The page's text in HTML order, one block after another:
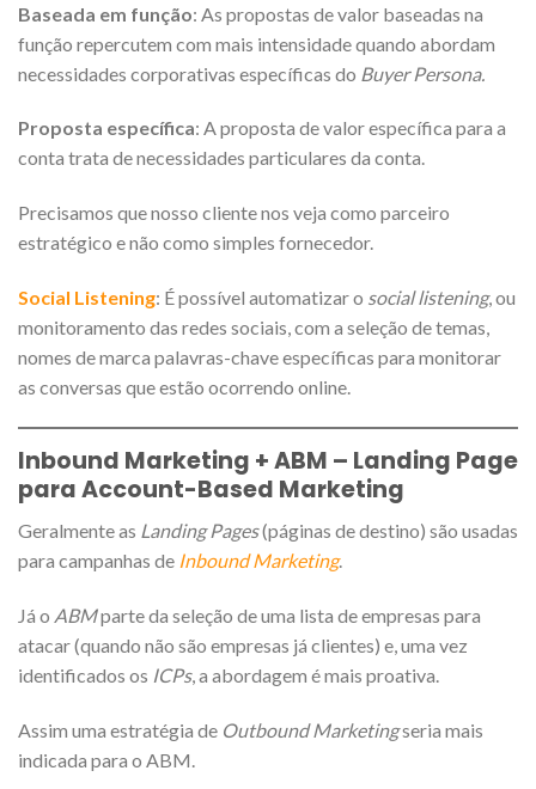
Baseada em função: As propostas de valor baseadas na
função repercutem com mais intensidade quando abordam
necessidades corporativas específicas do Buyer Persona.
Proposta específica: A proposta de valor específica para a
conta trata de necessidades particulares da conta.
Precisamos que nosso cliente nos veja como parceiro
estratégico e não como simples fornecedor.
Social Listening: É possível automatizar o social listening, ou
monitoramento das redes sociais, com a seleção de temas,
nomes de marca palavras-chave específicas para monitorar
as conversas que estão ocorrendo online.
Inbound Marketing + ABM – Landing Page
para Account-Based Marketing
Geralmente as Landing Pages(páginas de destino) são usadas
para campanhas de Inbound Marketing.
Já o ABMparte da seleção de uma lista de empresas para
atacar (quando não são empresas já clientes) e, uma vez
identificados os ICPs, a abordagem é mais proativa.
Assim uma estratégia de Outbound Marketingseria mais
indicada para o ABM.